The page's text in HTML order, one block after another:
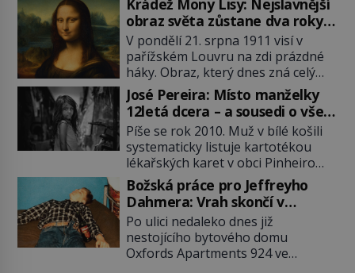
2011). To je James „Whitey“ Bulger
(1929–2018) viněný ze spoluúčasti
na 19 vraždách, vydírání a lichvy. A
samozřejmě, krom toho je ještě
drogový dealer, který neváhá
odstranit z cesty všechny práskače,
zatímco […]
Krádež Mony Lisy: Nejslavnější
obraz světa zůstane dva roky
nezvěstný
V pondělí 21. srpna 1911 visí v
pařížském Louvru na zdi prázdné
háky. Obraz, který dnes zná celý
svět, je pryč. Zpočátku si nikdo
nemyslí, že jde o krádež.
Zaměstnanci jsou přesvědčeni, že
Mona Lisa je jen v restaurátorské
dílně nebo u fotografa. Když se
ukáže pravda, propukne jeden z
největších honů na zloděje v […]
José Pereira: Místo manželky
12letá dcera – a sousedi o všem
vědí!
Píše se rok 2010. Muž v bílé košili
systematicky listuje kartotékou
lékařských karet v obci Pinheiro
ležící asi 20 kilometrů od farmy s
podivínským majitelem. Něco tu
nesedí. Ledaže… Ledaže by ta
mladá dívka z farmy byla ne
manželkou, ale dcerou – a všechny
ty děti byly zplozené v incestu. Na
Božská práce pro Jeffreyho
Dahmera: Vrah skončí v
tratolišti krve ve vězeňských
umývárnách
Po ulici nedaleko dnes již
nestojícího bytového domu
Oxfords Apartments 924 ve